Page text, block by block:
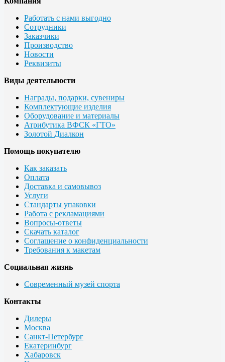
Работать с нами выгодно
Сотрудники
Заказчики
Производство
Новости
Реквизиты
Виды деятельности
Награды, подарки, сувениры
Комплектующие изделия
Оборудование и материалы
Атрибутика ВФСК «ГТО»
Золотой Диалкон
Помощь покупателю
Как заказать
Оплата
Доставка и самовывоз
Услуги
Стандарты упаковки
Работа с рекламациями
Вопросы-ответы
Скачать каталог
Соглашение о конфиденциальности
Требования к макетам
Социальная жизнь
Современный музей спорта
Контакты
Дилеры
Москва
Санкт-Петербург
Екатеринбург
Хабаровск